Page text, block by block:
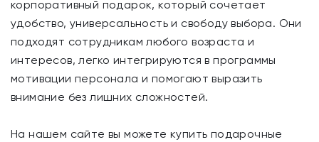
корпоративный подарок, который сочетает
удобство, универсальность и свободу выбора. Они
подходят сотрудникам любого возраста и
интересов, легко интегрируются в программы
мотивации персонала и помогают выразить
внимание без лишних сложностей.
На нашем сайте вы можете купить подарочные